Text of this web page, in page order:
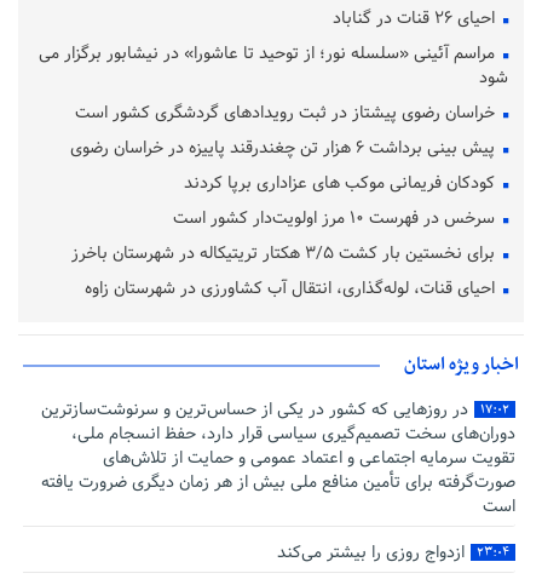
احیای ۲۶ قنات در گناباد
مراسم آئینی «سلسله نور؛ از توحید تا عاشورا» در نیشابور برگزار می
شود
خراسان رضوی پیشتاز در ثبت رویدادهای گردشگری کشور است
پیش‌ بینی برداشت ۶ هزار تن چغندرقند پاییزه در خراسان رضوی
کودکان فریمانی موکب های عزاداری برپا کردند
سرخس در فهرست ۱۰ مرز اولویت‌دار کشور است
برای نخستین بار کشت ۳/۵ هکتار تریتیکاله در شهرستان باخرز
احیای قنات، لوله‌گذاری، انتقال آب کشاورزی در شهرستان زاوه
اخبار ویژه استان
۱۷:۰۲
در روزهایی که کشور در یکی از حساس‌ترین و سرنوشت‌سازترین
دوران‌های سخت تصمیم‌گیری سیاسی قرار دارد، حفظ انسجام ملی،
تقویت سرمایه اجتماعی و اعتماد عمومی و حمایت از تلاش‌های
صورت‌گرفته برای تأمین منافع ملی بیش از هر زمان دیگری ضرورت یافته
است
۲۳:۰۴ ازدواج روزی را بیشتر می‌کند